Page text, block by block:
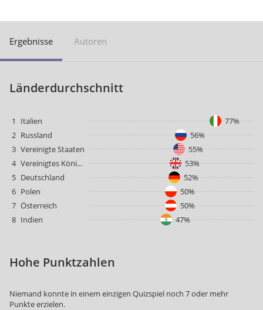
Ergebnisse Autoren
Länderdurchschnitt
1 Italien
77%
2 Russland
56%
3 Vereinigte Staaten
55%
4
Vereinigtes Königreich
53%
5 Deutschland
52%
6 Polen
50%
7 Österreich
50%
8 Indien 47%
Hohe Punktzahlen
Niemand konnte in einem einzigen Quizspiel noch 7 oder mehr
Punkte erzielen.